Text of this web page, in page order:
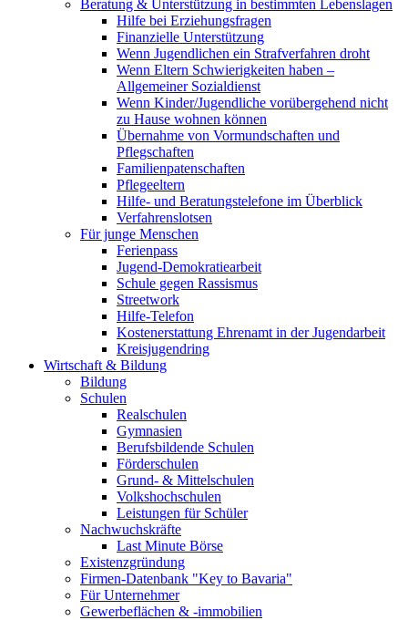
Beratung & Unterstützung in bestimmten Lebenslagen
Hilfe bei Erziehungsfragen
Finanzielle Unterstützung
Wenn Jugendlichen ein Strafverfahren droht
Wenn Eltern Schwierigkeiten haben –
Allgemeiner Sozialdienst
Wenn Kinder/Jugendliche vorübergehend nicht
zu Hause wohnen können
Übernahme von Vormundschaften und
Pflegschaften
Familienpatenschaften
Pflegeeltern
Hilfe- und Beratungstelefone im Überblick
Verfahrenslotsen
Für junge Menschen
Ferienpass
Jugend-Demokratiearbeit
Schule gegen Rassismus
Streetwork
Hilfe-Telefon
Kostenerstattung Ehrenamt in der Jugendarbeit
Kreisjugendring
Wirtschaft & Bildung
Bildung
Schulen
Realschulen
Gymnasien
Berufsbildende Schulen
Förderschulen
Grund- & Mittelschulen
Volkshochschulen
Leistungen für Schüler
Nachwuchskräfte
Last Minute Börse
Existenzgründung
Firmen-Datenbank "Key to Bavaria"
Für Unternehmer
Gewerbeflächen & -immobilien